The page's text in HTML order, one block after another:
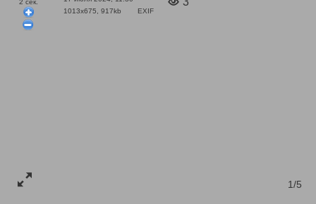
2 сек.
1013x675, 917kb
EXIF
1/5